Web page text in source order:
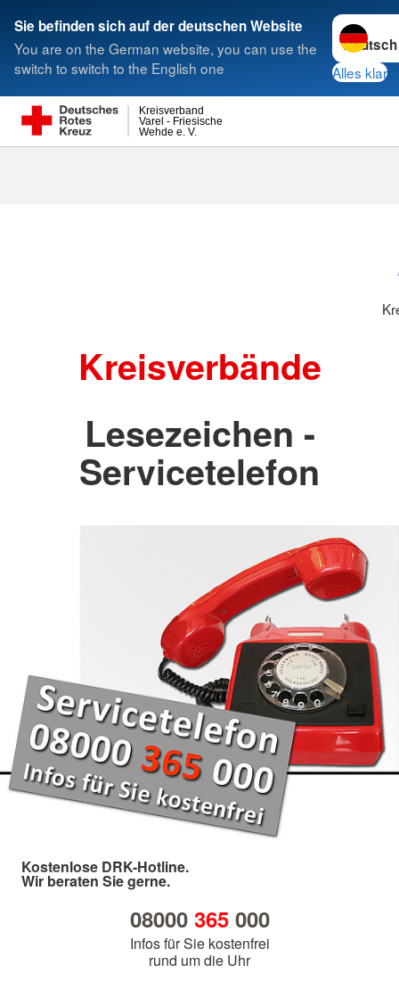
Sie befinden sich auf der deutschen Website
You are on the German website, you can use the
switch to switch to the English one
Sprache
Alles klar
Wehde e. V.
Varel - Friesische
Kreisverband
Suche
Kreisverbände
Lesezeichen -
Servicetelefon
Kostenlose DRK-Hotline.
Wir beraten Sie gerne.
08000 365000
Infos für Sie kostenfrei
rund um die Uhr